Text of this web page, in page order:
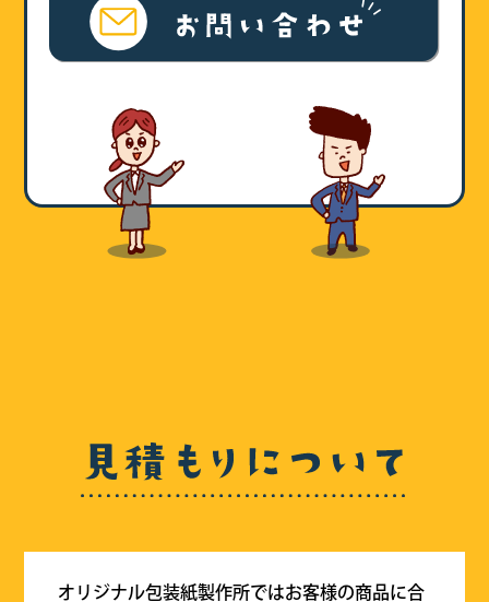
オリジナル包装紙製作所ではお客様の商品に合